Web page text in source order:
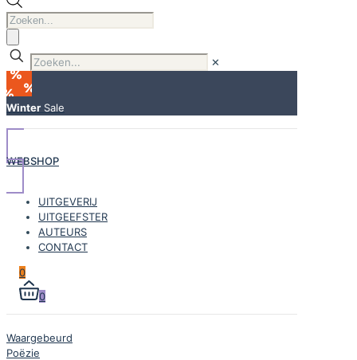
Producten
zoeken
✕
Winter Sale
WEBSHOP
UITGEVERIJ
UITGEEFSTER
AUTEURS
CONTACT
0
0
Waargebeurd
Poëzie